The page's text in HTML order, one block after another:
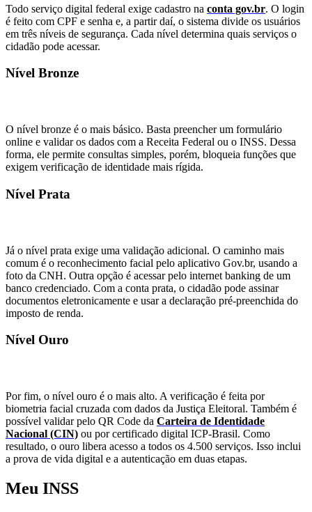
Todo serviço digital federal exige cadastro na conta gov.br. O login
é feito com CPF e senha e, a partir daí, o sistema divide os usuários
em três níveis de segurança. Cada nível determina quais serviços o
cidadão pode acessar.
Nível Bronze
O nível bronze é o mais básico. Basta preencher um formulário
online e validar os dados com a Receita Federal ou o INSS. Dessa
forma, ele permite consultas simples, porém, bloqueia funções que
exigem verificação de identidade mais rígida.
Nível Prata
Já o nível prata exige uma validação adicional. O caminho mais
comum é o reconhecimento facial pelo aplicativo Gov.br, usando a
foto da CNH. Outra opção é acessar pelo internet banking de um
banco credenciado. Com a conta prata, o cidadão pode assinar
documentos eletronicamente e usar a declaração pré-preenchida do
imposto de renda.
Nível Ouro
Por fim, o nível ouro é o mais alto. A verificação é feita por
biometria facial cruzada com dados da Justiça Eleitoral. Também é
possível validar pelo QR Code da Carteira de Identidade
Nacional (CIN) ou por certificado digital ICP-Brasil. Como
resultado, o ouro libera acesso a todos os 4.500 serviços. Isso inclui
a prova de vida digital e a autenticação em duas etapas.
Meu INSS